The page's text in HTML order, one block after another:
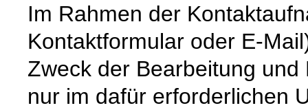
Im Rahmen der
Kontaktformular oder E-
Zweck der Bearbeitung
nur im dafür erforderlichen